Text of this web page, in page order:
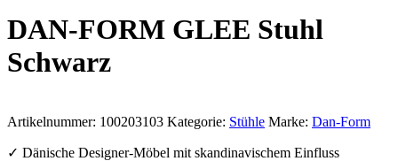
DAN-FORM GLEE Stuhl
Schwarz
Artikelnummer: 100203103 Kategorie: Stühle Marke: Dan-Form
✓ Dänische Designer-Möbel mit skandinavischem Einfluss